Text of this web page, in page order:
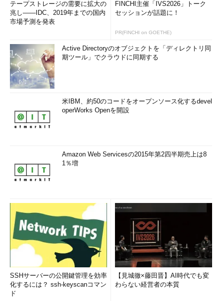
テープストレージの需要に拡大の
兆し――IDC、2019年までの国内
市場予測を発表
FINCHI主催「IVS2026」トーク
セッションが話題に！
PR(FINCHI on GOETHE)
Active Directoryのオブジェクトを「ディレクトリ同
期ツール」でクラウドに同期する
米IBM、約50のコードをオープンソース化するdevel
operWorks Openを開設
Amazon Web Servicesの2015年第2四半期売上は8
1％増
SSHサーバーの公開鍵管理を効率
化するには？ ssh-keyscanコマン
ド
【見城徹×藤田晋】AI時代でも変
わらない経営者の本質